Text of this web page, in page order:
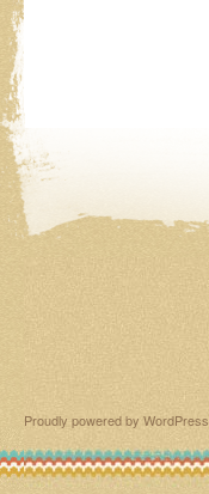
Proudly powered by WordPress